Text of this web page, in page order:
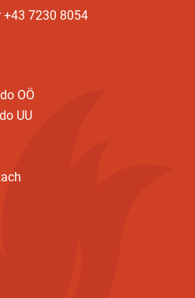
+43 7230 8054
OÖ
UU